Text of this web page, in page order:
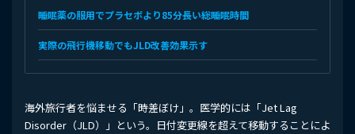
睡眠薬の服用でプラセボより85分長い総睡眠時間
実際の飛行機移動でもJLD改善効果示す
海外旅行者を悩ませる「時差ぼけ」。医学的には「Jet Lag
Disorder（JLD）」という。日付変更線を超えて移動することによ